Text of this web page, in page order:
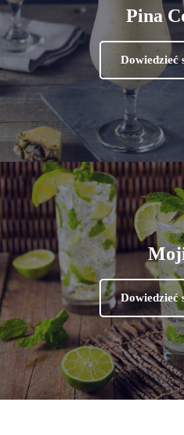
Pina
Dowiedzieć
Dowiedzieć